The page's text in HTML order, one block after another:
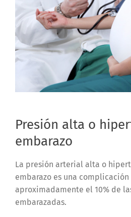
Presión alta o
embarazo
La presión arterial alta o
embarazo es una
aproximadamente el 10% de
embarazadas.